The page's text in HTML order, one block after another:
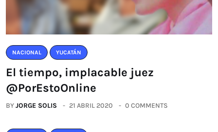
NACIONAL YUCATÁN
El tiempo, implacable juez
@PorEstoOnline
BYJORGE SOLIS 21 ABRIL 2020 0 COMMENTS